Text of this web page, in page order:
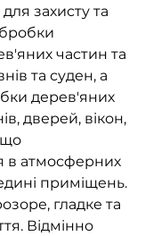
захисту та
частин та
та суден, а
дерев'яних
дверей, вікон,
що
в атмосферних
приміщень.
гладке та
Відмінно